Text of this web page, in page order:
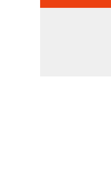
ビ